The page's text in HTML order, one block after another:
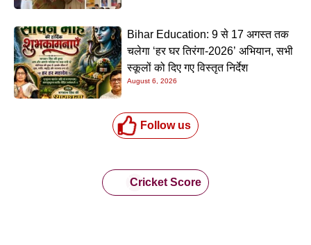
Bihar Education: 9 से 17 अगस्त तक
चलेगा ‘हर घर तिरंगा-2026’ अभियान, सभी
स्कूलों को दिए गए विस्तृत निर्देश
August 6, 2026
Follow us
Cricket Score